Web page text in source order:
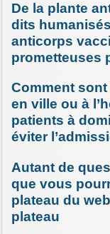
De la plante
dits
anticorps
prometteuses
Comment
en ville ou à
patients à
éviter
Autant de
que vous
plateau du
plateau